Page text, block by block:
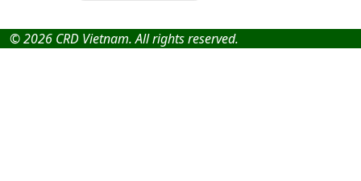
© 2026 CRD Vietnam. All rights reserved.